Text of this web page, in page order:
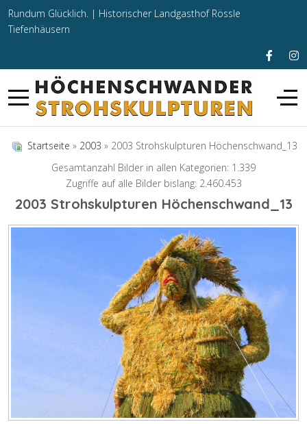
Rundum Glücklich. | Historischer Landgasthof Rössle
Tiefenhäusern
Startseite » 2003 » 2003 Strohskulpturen Höchenschwand_13
Gesamtanzahl Bilder in allen Kategorien: 1.339
Zugriffe auf alle Bilder bislang: 2.460.453
2003 Strohskulpturen Höchenschwand_13